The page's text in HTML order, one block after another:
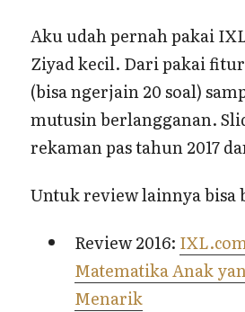
Aku udah pernah pakai
Ziyad kecil. Dari pakai
(bisa ngerjain 20 soal)
mutusin berlangganan.
rekaman pas tahun 2017
Untuk review lainnya bisa
Review 2016:
Matematika Anak
Menarik